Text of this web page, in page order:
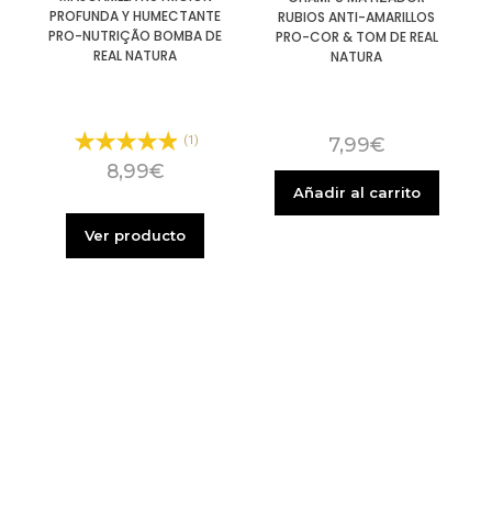
PROFUNDA Y HUMECTANTE
PRO-NUTRIÇÃO BOMBA DE
REAL NATURA
(1)
8,99€
Ver producto
RUBIOS ANTI-AMARILLOS
PRO-COR & TOM DE REAL
NATURA
7,99€
Añadir al carrito